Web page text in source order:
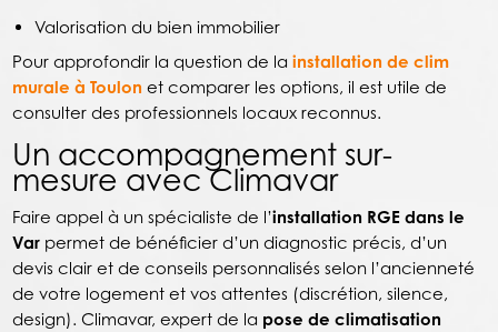
Valorisation du bien immobilier
Pour approfondir la question de lainstallation de clim
murale à Toulon et comparer les options, il est utile de
consulter des professionnels locaux reconnus.
Un accompagnement sur-
mesure avec Climavar
Faire appel à un spécialiste de l’installation RGE dans le
Var permet de bénéficier d’un diagnostic précis, d’un
devis clair et de conseils personnalisés selon l’ancienneté
de votre logement et vos attentes (discrétion, silence,
design). Climavar, expert de la pose de climatisation